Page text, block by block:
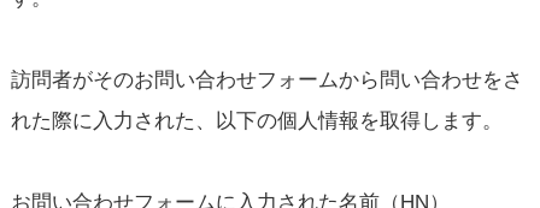
訪問者がそのお問い合わせフォームから問い合わせをさ
れた際に入力された、以下の個人情報を取得します。
お問い合わせフォームに入力された名前（HN）